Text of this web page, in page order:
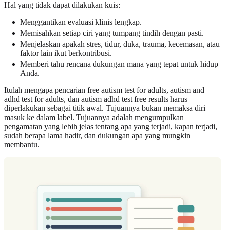
Hal yang tidak dapat dilakukan kuis:
Menggantikan evaluasi klinis lengkap.
Memisahkan setiap ciri yang tumpang tindih dengan pasti.
Menjelaskan apakah stres, tidur, duka, trauma, kecemasan, atau
faktor lain ikut berkontribusi.
Memberi tahu rencana dukungan mana yang tepat untuk hidup
Anda.
Itulah mengapa pencarian free autism test for adults, autism and
adhd test for adults, dan autism adhd test free results harus
diperlakukan sebagai titik awal. Tujuannya bukan memaksa diri
masuk ke dalam label. Tujuannya adalah mengumpulkan
pengamatan yang lebih jelas tentang apa yang terjadi, kapan terjadi,
sudah berapa lama hadir, dan dukungan apa yang mungkin
membantu.